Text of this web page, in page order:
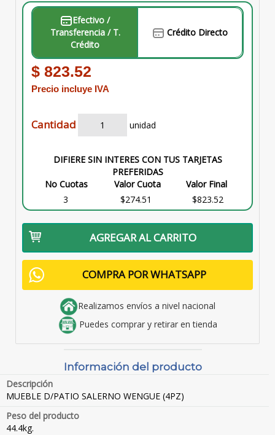
Efectivo /
Transferencia / T.
Crédito
Crédito Directo
$ 823.52
Precio incluye IVA
Cantidad unidad
DIFIERE SIN INTERES CON TUS TARJETAS
PREFERIDAS
No Cuotas
Valor Cuota
Valor Final
3
$274.51 $823.52
AGREGAR AL CARRITO
COMPRA POR WHATSAPP
Realizamos envíos a nivel nacional
Puedes comprar y retirar en tienda
Información del producto
Descripción
MUEBLE D/PATIO SALERNO WENGUE (4PZ)
Peso del producto
44.4kg.